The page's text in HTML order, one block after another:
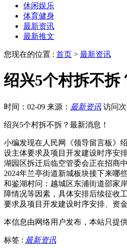
休闲娱乐
体育健身
最新资讯
最新推文
您现在的位置 : 首页 > 最新资讯
绍兴5个村拆不拆
时间：02-09 来源： 最新资讯 访问
绍兴5个村拆不拆？最新消息！
小编发现在人民网《领导留言板》
设主体要求及项目开发建设时序安
湖园区拆迁后临空管委会正在招商
2024年兰亭街道新城板块接下来哪
和鉴湖村问：越城区东浦街道邵家
障情况等因素，具体安排后续征收
要求及项目开发建设时序安排、资
本信息由网络用户发布， 本站只提
标签 : 最新资讯